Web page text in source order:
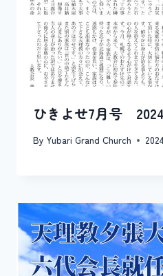
ひきよせ7月号
By Yubari Grand Church